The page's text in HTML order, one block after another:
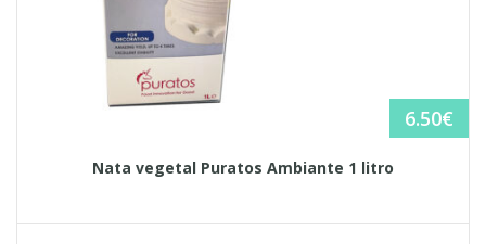
6.50€
Nata vegetal Puratos Ambiante 1 litro